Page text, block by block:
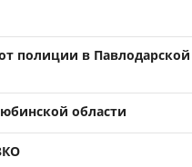
полиции в Павлодарской
области